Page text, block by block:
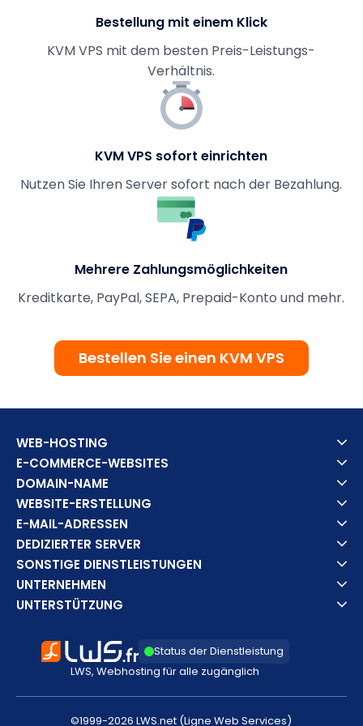
Bestellung mit einem Klick
KVM VPS mit dem besten Preis-Leistungs-
Verhältnis.
KVM VPS sofort einrichten
Nutzen Sie Ihren Server sofort nach der Bezahlung.
Mehrere Zahlungsmöglichkeiten
Kreditkarte, PayPal, SEPA, Prepaid-Konto und mehr.
Bestellen Sie einen KVM VPS
WEB-HOSTING
E-COMMERCE-WEBSITES
DOMAIN-NAME
WEBSITE-ERSTELLUNG
E-MAIL-ADRESSEN
DEDIZIERTER SERVER
SONSTIGE DIENSTLEISTUNGEN
UNTERNEHMEN
UNTERSTÜTZUNG
Status der Dienstleistung
LWS, Webhosting für alle zugänglich
©1999-2026 LWS.net (Ligne Web Services)